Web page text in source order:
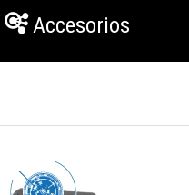
Accesorios